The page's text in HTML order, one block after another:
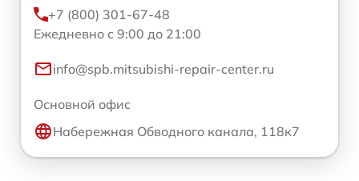
+7 (800) 301-67-48
Ежедневно с 9:00 до 21:00
info@spb.mitsubishi-repair-center.ru
Основной офис
Набережная Обводного канала, 118к7